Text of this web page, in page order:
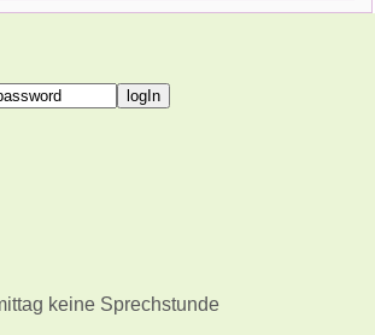
keine Sprechstunde